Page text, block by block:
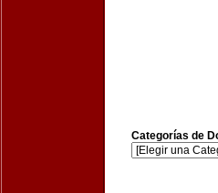
Categorías de